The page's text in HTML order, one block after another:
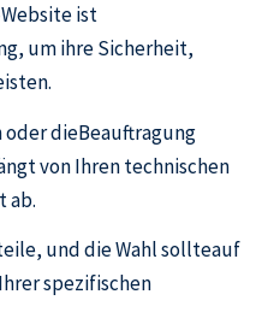
ist
um ihre Sicherheit,
oder dieBeauftragung
von Ihren technischen
ab.
und die Wahl sollteauf
spezifischen